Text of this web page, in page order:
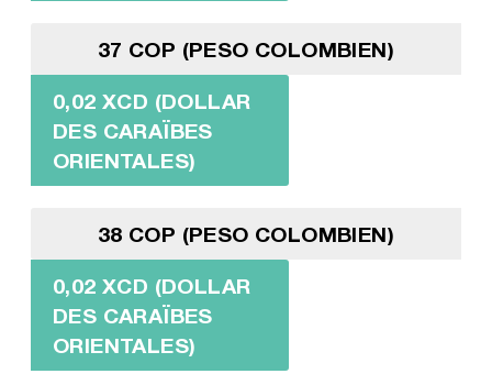
37 COP (PESO COLOMBIEN)
0,02 XCD (DOLLAR
DES CARAÏBES
ORIENTALES)
38 COP (PESO COLOMBIEN)
0,02 XCD (DOLLAR
DES CARAÏBES
ORIENTALES)